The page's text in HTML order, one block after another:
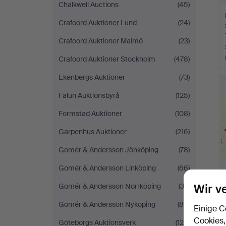
Chalkwell Auctions
(45)
Crafoord Auktioner Lund
(24)
Crafoord Auktioner Malmö
(23)
Crafoord Auktioner Stockholm
(478)
Ekenbergs Auktioner
(73)
Falun Auktionsbyrå
(125)
Formstad Auktioner
(108)
Garpenhus Auktioner
(216)
Gomér & Andersson Jönköping
(78)
Gomér & Andersson Linköping
(66)
Gomér & Andersson Norrköping
(32)
Gomér & Andersson Nyköping
(85)
Göteborgs Auktionsverk
(126)
Wir
Einige